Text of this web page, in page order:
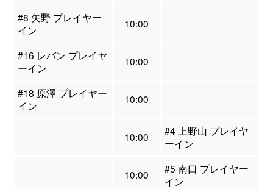
#8 矢野 プレイヤー
イン
10:00
#16 レバン プレイヤ
ーイン
10:00
#18 原澤 プレイヤー
イン
10:00
10:00
#4 上野山 プレイヤ
ーイン
10:00
#5 南口 プレイヤー
イン